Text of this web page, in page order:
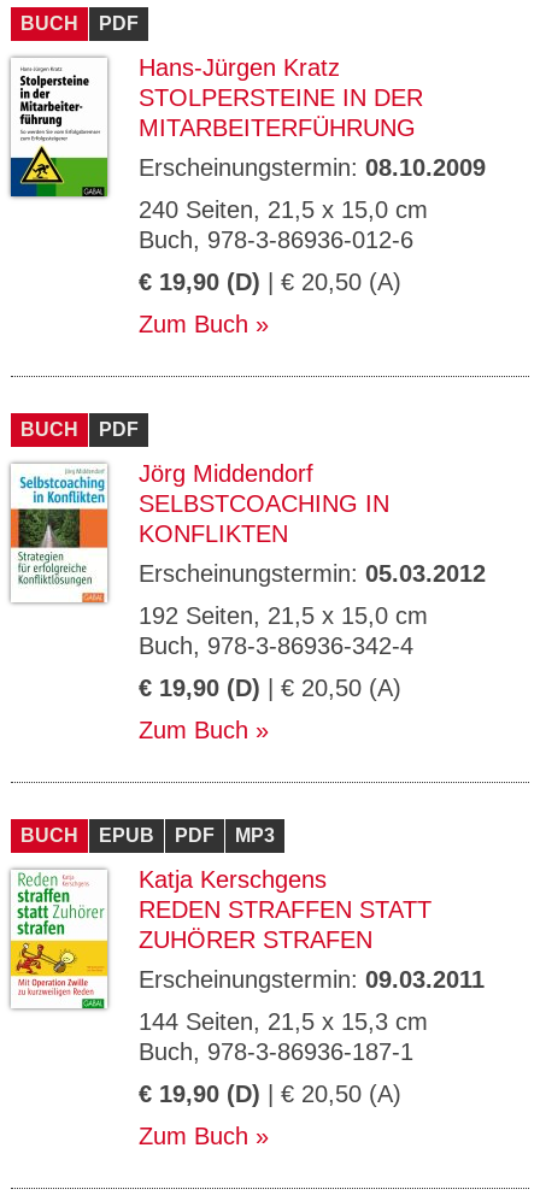
BUCH PDF
Hans-Jürgen Kratz
STOLPERSTEINE IN DER
MITARBEITERFÜHRUNG
Erscheinungstermin: 08.10.2009
240 Seiten, 21,5 x 15,0 cm
Buch, 978-3-86936-012-6
€ 19,90 (D) | € 20,50 (A)
Zum Buch
BUCH PDF
Jörg Middendorf
SELBSTCOACHING IN
KONFLIKTEN
Erscheinungstermin: 05.03.2012
192 Seiten, 21,5 x 15,0 cm
Buch, 978-3-86936-342-4
€ 19,90 (D) | € 20,50 (A)
Zum Buch
BUCH EPUB PDF MP3
Katja Kerschgens
REDEN STRAFFEN STATT
ZUHÖRER STRAFEN
Erscheinungstermin: 09.03.2011
144 Seiten, 21,5 x 15,3 cm
Buch, 978-3-86936-187-1
€ 19,90 (D) | € 20,50 (A)
Zum Buch